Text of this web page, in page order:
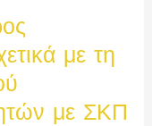
με τη
με ΣΚΠ